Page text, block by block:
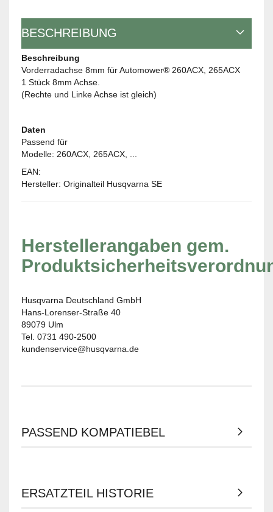
BESCHREIBUNG
Beschreibung
Vorderradachse 8mm für Automower® 260ACX, 265ACX
1 Stück 8mm Achse.
(Rechte und Linke Achse ist gleich)
Daten
Passend für
Modelle: 260ACX, 265ACX, ...
EAN:
Hersteller: Originalteil Husqvarna SE
Herstellerangaben gem.
Husqvarna Deutschland GmbH
Hans-Lorenser-Straße 40
89079 Ulm
Tel. 0731 490-2500
kundenservice@husqvarna.de
PASSEND KOMPATIEBEL
ERSATZTEIL HISTORIE